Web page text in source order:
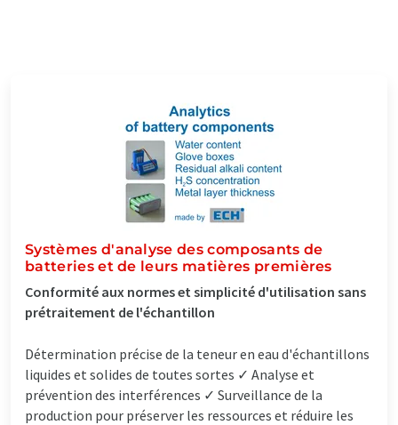
Systèmes d'analyse des composants de
batteries et de leurs matières premières
Conformité aux normes et simplicité d'utilisation sans
prétraitement de l'échantillon
Détermination précise de la teneur en eau d'échantillons
liquides et solides de toutes sortes ✓ Analyse et
prévention des interférences ✓ Surveillance de la
production pour préserver les ressources et réduire les